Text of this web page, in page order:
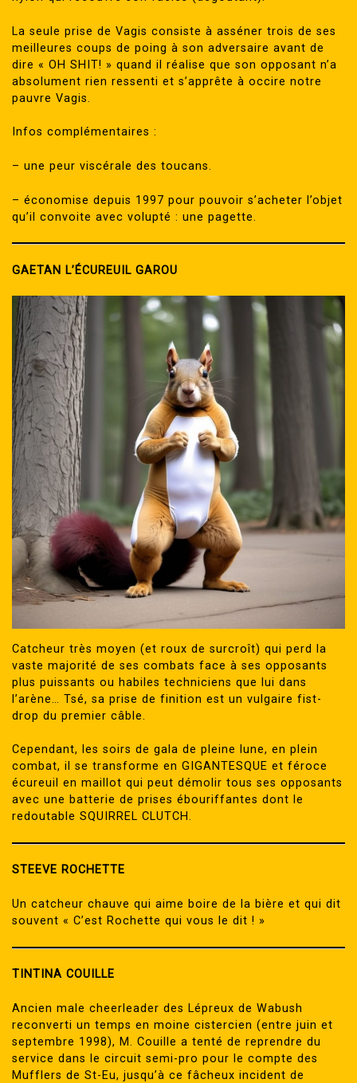
La seule prise de Vagis consiste à asséner trois de ses
meilleures coups de poing à son adversaire avant de
dire « OH SHIT! » quand il réalise que son opposant n’a
absolument rien ressenti et s’apprête à occire notre
pauvre Vagis.
Infos complémentaires :
– une peur viscérale des toucans.
– économise depuis 1997 pour pouvoir s’acheter l’objet
qu’il convoite avec volupté : une pagette.
GAETAN L’ÉCUREUIL GAROU
Catcheur très moyen (et roux de surcroît) qui perd la
vaste majorité de ses combats face à ses opposants
plus puissants ou habiles techniciens que lui dans
l’arène… Tsé, sa prise de finition est un vulgaire fist-
drop du premier câble.
Cependant, les soirs de gala de pleine lune, en plein
combat, il se transforme en GIGANTESQUE et féroce
écureuil en maillot qui peut démolir tous ses opposants
avec une batterie de prises ébouriffantes dont le
redoutable SQUIRREL CLUTCH.
STEEVE ROCHETTE
Un catcheur chauve qui aime boire de la bière et qui dit
souvent « C’est Rochette qui vous le dit ! »
TINTINA COUILLE
Ancien male cheerleader des Lépreux de Wabush
reconverti un temps en moine cistercien (entre juin et
septembre 1998), M. Couille a tenté de reprendre du
service dans le circuit semi-pro pour le compte des
Mufflers de St-Eu, jusqu’à ce fâcheux incident de